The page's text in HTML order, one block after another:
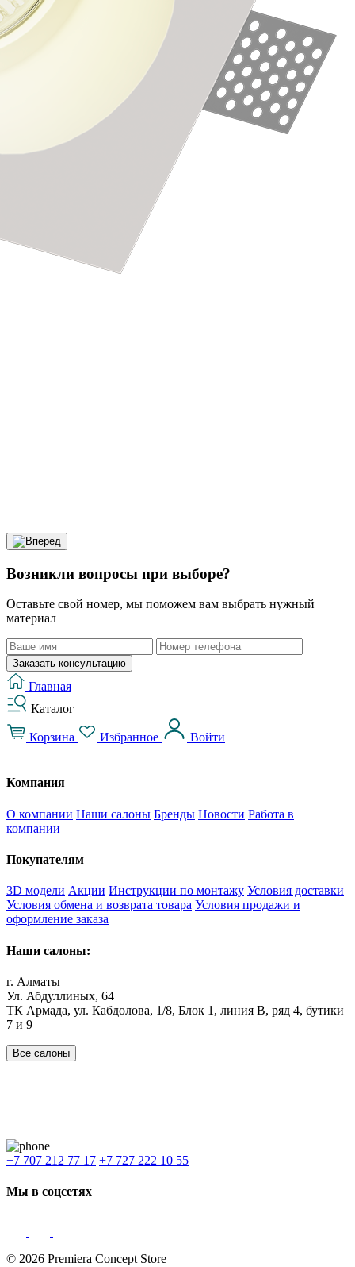
Возникли вопросы при выборе?
Оставьте свой номер, мы поможем вам выбрать нужный
материал
Заказать консультацию
Главная
Каталог
Корзина Избранное Войти
Компания
О компании Наши салоны Бренды Новости Работа в
компании
Покупателям
3D модели Акции Инструкции по монтажу Условия доставки
Условия обмена и возврата товара Условия продажи и
оформление заказа
Наши салоны:
г. Алматы
Ул. Абдуллиных, 64
ТК Армада, ул. Кабдолова, 1/8, Блок 1, линия В, ряд 4, бутики
7 и 9
Все салоны
+7 707 212 77 17 +7 727 222 10 55
Мы в соцсетях
© 2026 Premiera Concept Store